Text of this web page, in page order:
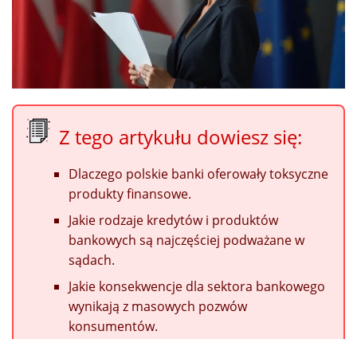
Z tego artykułu dowiesz się:
Dlaczego polskie banki oferowały toksyczne
produkty finansowe.
Jakie rodzaje kredytów i produktów
bankowych są najczęściej podważane w
sądach.
Jakie konsekwencje dla sektora bankowego
wynikają z masowych pozwów
konsumentów.